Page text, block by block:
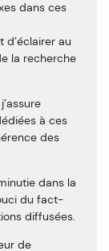
dans ces
au
la recherche
à ces
des
dans la
du fact-
diffusées.
de